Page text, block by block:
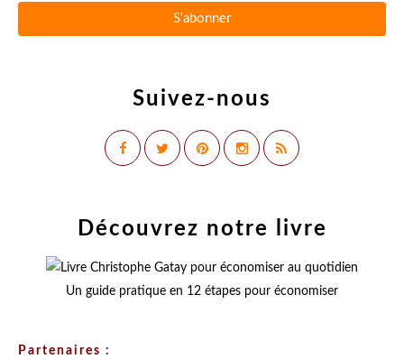
Suivez-nous
Découvrez notre livre
Un guide pratique en 12 étapes pour économiser
Partenaires :